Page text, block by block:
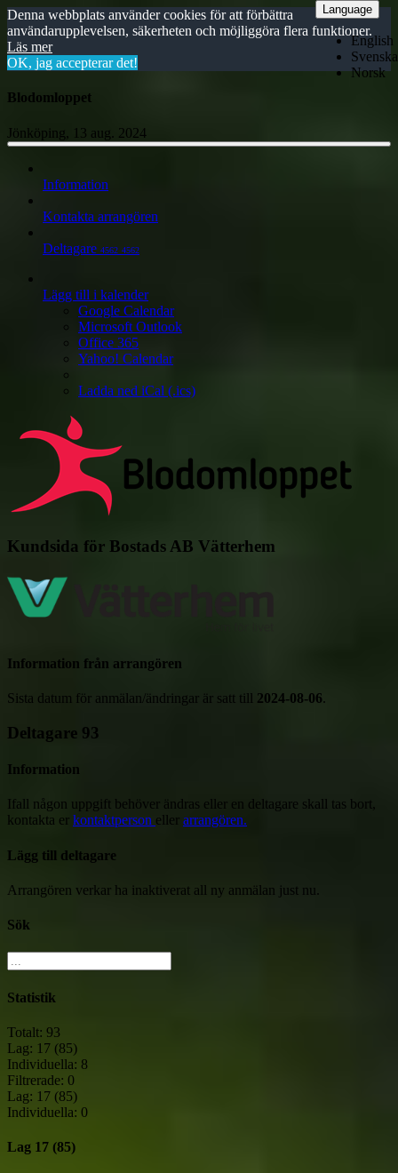
Denna webbplats använder cookies för att förbättra
användarupplevelsen, säkerheten och möjliggöra flera funktioner.
Läs mer
OK, jag accepterar det!
Blodomloppet
Jönköping, 13 aug. 2024
Information
Kontakta arrangören
Deltagare 4562 4562
Lägg till i kalender
Google Calendar
Microsoft Outlook
Office 365
Yahoo! Calendar
Ladda ned iCal (.ics)
Kundsida för Bostads AB Vätterhem
Language
English
Svenska
Norsk
Information från arrangören
Sista datum för anmälan/ändringar är satt till 2024-08-06.
Deltagare 93
Information
Ifall någon uppgift behöver ändras eller en deltagare skall tas bort,
kontakta er kontaktperson eller arrangören.
Lägg till deltagare
Arrangören verkar ha inaktiverat all ny anmälan just nu.
Sök
Statistik
Totalt: 93
Lag: 17 (85)
Individuella: 8
Filtrerade: 0
Lag: 17 (85)
Individuella: 0
Lag 17 (85)